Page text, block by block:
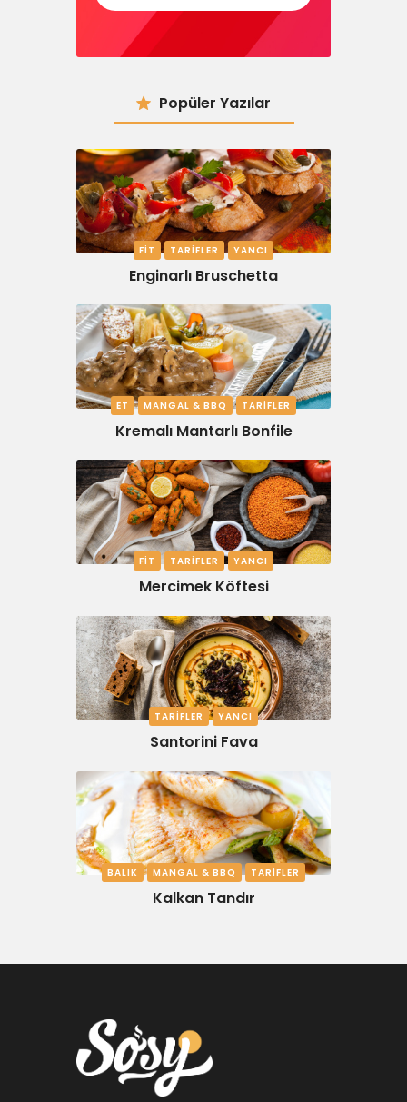
Popüler Yazılar
FIT TARIFLER YANCI
Enginarlı Bruschetta
ET MANGAL & BBQ TARIFLER
Kremalı Mantarlı Bonfile
FIT TARIFLER YANCI
Mercimek Köftesi
TARIFLER YANCI
Santorini Fava
BALIK MANGAL & BBQ TARIFLER
Kalkan Tandır